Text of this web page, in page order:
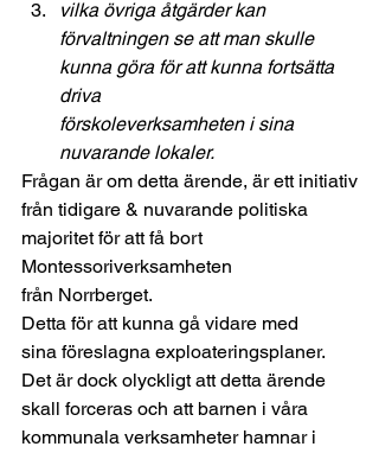
vilka övriga åtgärder kan
förvaltningen se att man skulle
kunna göra för att kunna fortsätta
driva
förskoleverksamheten i sina
nuvarande lokaler.
Frågan är om detta ärende, är ett initiativ
från tidigare & nuvarande politiska
majoritet för att få bort
Montessoriverksamheten
från Norrberget.
Detta för att kunna gå vidare med
sina föreslagna exploateringsplaner.
Det är dock olyckligt att detta ärende
skall forceras och att barnen i våra
kommunala verksamheter hamnar i